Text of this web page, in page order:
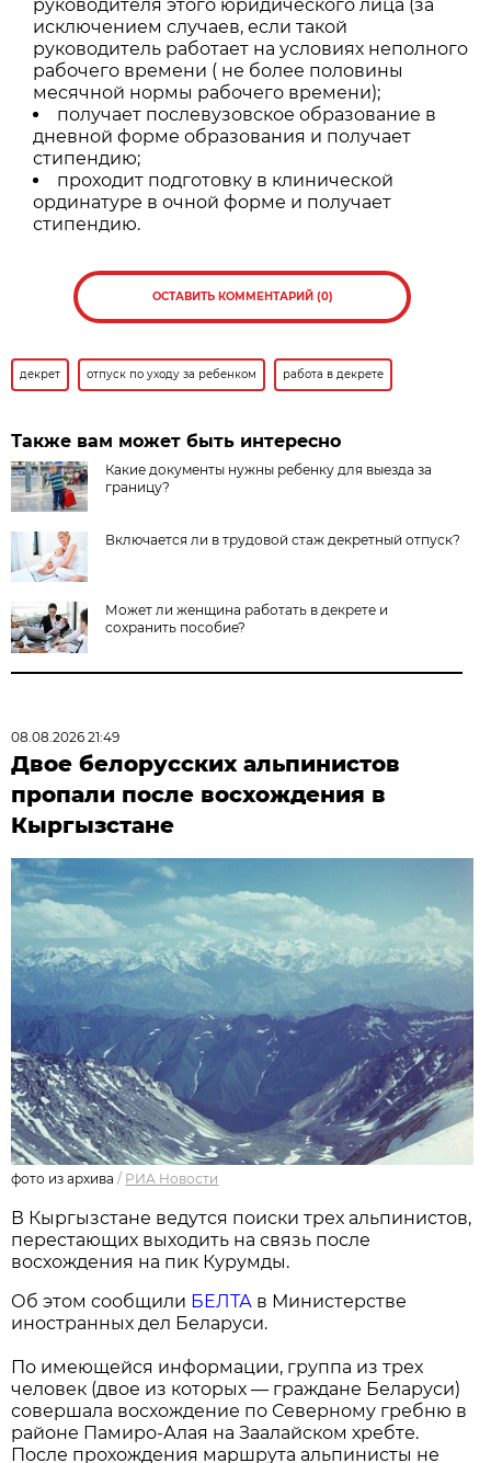
руководителя этого юридического лица (за
исключением случаев, если такой
руководитель работает на условиях неполного
рабочего времени ( не более половины
месячной нормы рабочего времени);
получает послевузовское образование в
дневной форме образования и получает
стипендию;
проходит подготовку в клинической
ординатуре в очной форме и получает
стипендию.
ОСТАВИТЬ КОММЕНТАРИЙ (0)
декрет отпуск по уходу за ребенком работа в декрете
Также вам может быть интересно
Какие документы нужны ребенку для выезда за
границу?
Включается ли в трудовой стаж декретный отпуск?
Может ли женщина работать в декрете и
сохранить пособие?
08.08.2026 21:49
Двое белорусских альпинистов
пропали после восхождения в
Кыргызстане
фото из архива / РИА Новости
В Кыргызстане ведутся поиски трех альпинистов,
перестающих выходить на связь после
восхождения на пик Курумды.
Об этом сообщили БЕЛТА в Министерстве
иностранных дел Беларуси.
По имеющейся информации, группа из трех
человек (двое из которых — граждане Беларуси)
совершала восхождение по Северному гребню в
районе Памиро-Алая на Заалайском хребте.
После прохождения маршрута альпинисты не